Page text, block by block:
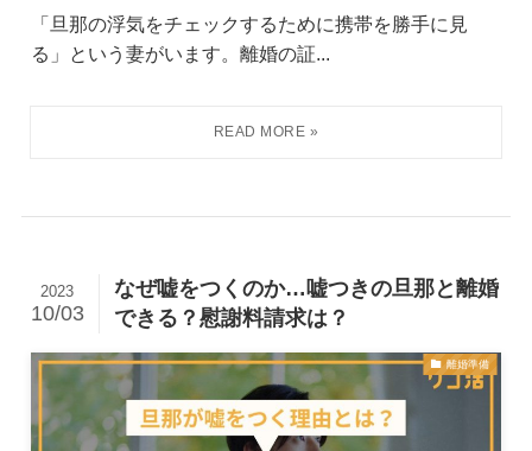
「旦那の浮気をチェックするために携帯を勝手に見
る」という妻がいます。離婚の証...
なぜ嘘をつくのか…嘘つきの旦那と離婚
できる？慰謝料請求は？
2023
10/03
離婚準備